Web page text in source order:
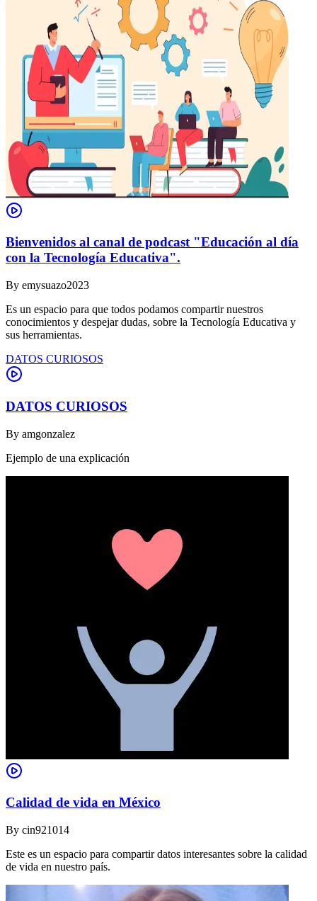
Bienvenidos al canal de podcast "Educación al día
con la Tecnología Educativa".
By emysuazo2023
Es un espacio para que todos podamos compartir nuestros
conocimientos y despejar dudas, sobre la Tecnología Educativa y
sus herramientas.
DATOS CURIOSOS
DATOS CURIOSOS
By amgonzalez
Ejemplo de una explicación
Calidad de vida en México
By cin921014
Este es un espacio para compartir datos interesantes sobre la calidad
de vida en nuestro país.